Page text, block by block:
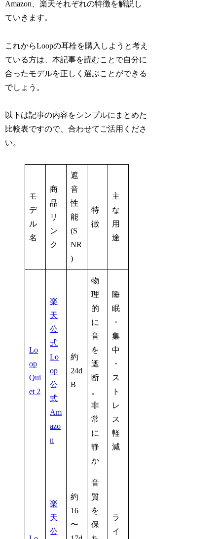
Amazon、楽天それぞれの特徴を解説し
ていきます。
これからLoopの耳栓を購入しようと考え
ている方は、本記事を読むことで自分に
合ったモデルを正しく選ぶことができる
でしょう。
以下は記事の内容をシンプルにまとめた
比較表ですので、合わせてご活用くださ
い。
モ
デ
ル
名
商
品
リ
ン
ク
遮
音
性
能
(S
NR
)
特
徴
主
な
用
途
Lo
op
Qui
et 2
楽
天
公
式
Lo
op
公
式
Am
azo
n
約
24d
B
物
理
的
に
音
を
遮
断
。
非
常
に
静
か
睡
眠
・
集
中
・
ス
ト
レ
ス
軽
減
楽
天
公
約
16
〜
音
質
を
保
ラ
イ